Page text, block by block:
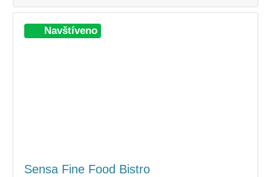
Navštíveno
Sensa Fine Food Bistro